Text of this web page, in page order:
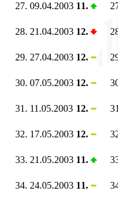
27. 09.04.2003 11.
28. 21.04.2003 12.
29. 27.04.2003 12.
30. 07.05.2003 12.
31. 11.05.2003 12. 31
32. 17.05.2003 12.
33. 21.05.2003 11.
34. 24.05.2003 11.